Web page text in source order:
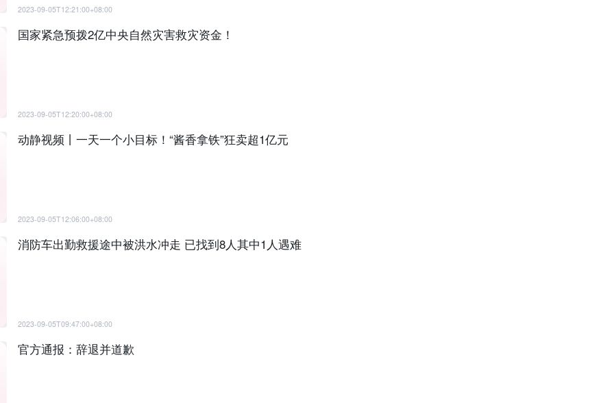
2023-09-05T12:21:00+08:00
国家紧急预拨2亿中央自然灾害救灾资金！
2023-09-05T12:20:00+08:00
动静视频丨一天一个小目标！“酱香拿铁”狂卖超1亿元
2023-09-05T12:06:00+08:00
消防车出勤救援途中被洪水冲走 已找到8人其中1人遇难
2023-09-05T09:47:00+08:00
官方通报：辞退并道歉